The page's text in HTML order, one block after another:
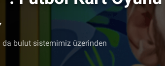
da bulut sistemimiz üzerinden